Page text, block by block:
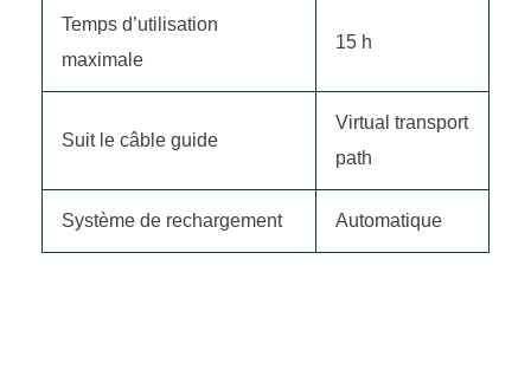
Temps d’utilisation
maximale
15 h
Suit le câble guide
Virtual transport
path
Système de rechargement Automatique